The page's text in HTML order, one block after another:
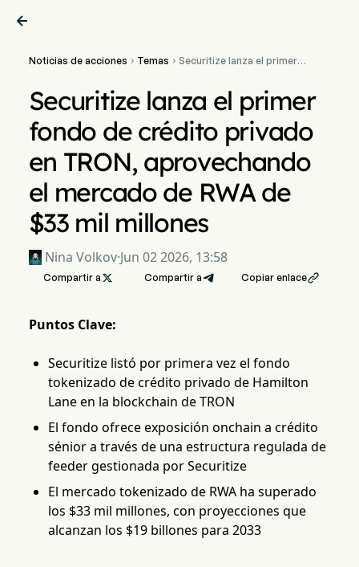

Noticias de acciones  Temas  Securitize lanza el primer
mercado de RWA de $33
mil millones
Securitize lanza el primer
fondo de crédito privado
en TRON, aprovechando
el mercado de RWA de
$33 mil millones
Nina Volkov·Jun 02 2026, 13:58
Compartir a  Compartir a Copiar enlace
Puntos Clave:
Securitize listó por primera vez el fondo
tokenizado de crédito privado de Hamilton
Lane en la blockchain de TRON
El fondo ofrece exposición onchain a crédito
sénior a través de una estructura regulada de
feeder gestionada por Securitize
El mercado tokenizado de RWA ha superado
los $33 mil millones, con proyecciones que
alcanzan los $19 billones para 2033